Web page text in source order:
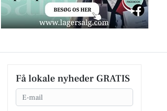
Få lokale nyheder GRATIS
Email